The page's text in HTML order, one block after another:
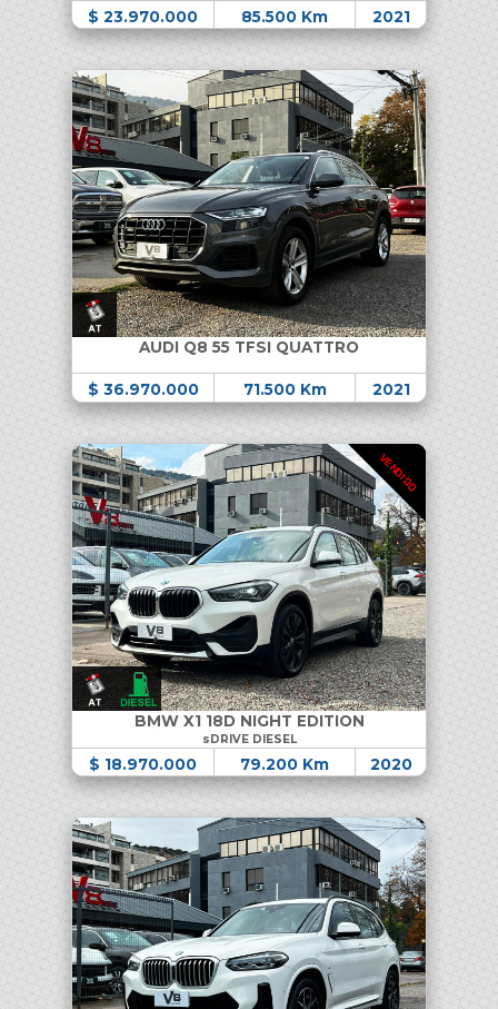
$ 23.970.000 85.500 Km 2021
AUDI Q8 55 TFSI QUATTRO
$ 36.970.000 71.500 Km 2021
VENDIDO
BMW X1 18D NIGHT EDITION
sDRIVE DIESEL
$ 18.970.000 79.200 Km 2020